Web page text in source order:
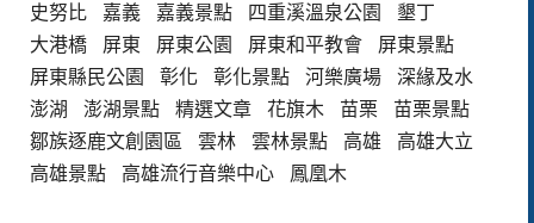
史努比
嘉義 嘉義景點 四重溪溫泉公園
墾丁
大港橋
屏東 屏東公園 屏東和平教會
屏東景點
屏東縣民公園
彰化 彰化景點 河樂廣場
深緣及水
澎湖
澎湖景點 精選文章 花旗木 苗栗
苗栗景點
鄒族逐鹿文創園區
雲林 雲林景點 高雄
高雄大立
高雄景點
高雄流行音樂中心 鳳凰木